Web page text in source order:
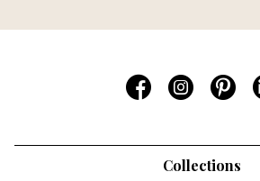
Collections